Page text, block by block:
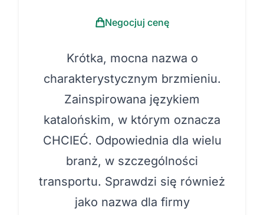
Negocjuj cenę
Krótka, mocna nazwa o
charakterystycznym brzmieniu.
Zainspirowana językiem
katalońskim, w którym oznacza
CHCIEĆ. Odpowiednia dla wielu
branż, w szczególności
transportu. Sprawdzi się również
jako nazwa dla firmy